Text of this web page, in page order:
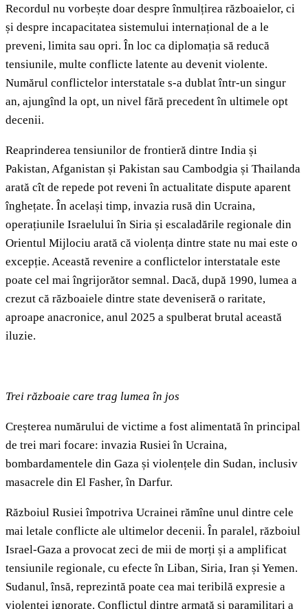
Recordul nu vorbește doar despre înmulțirea războaielor, ci
și despre incapacitatea sistemului internațional de a le
preveni, limita sau opri. În loc ca diplomația să reducă
tensiunile, multe conflicte latente au devenit violente.
Numărul conflictelor interstatale s-a dublat într-un singur
an, ajungînd la opt, un nivel fără precedent în ultimele opt
decenii.
Reaprinderea tensiunilor de frontieră dintre India și
Pakistan, Afganistan și Pakistan sau Cambodgia și Thailanda
arată cît de repede pot reveni în actualitate dispute aparent
înghețate. În același timp, invazia rusă din Ucraina,
operațiunile Israelului în Siria și escaladările regionale din
Orientul Mijlociu arată că violența dintre state nu mai este o
excepție. Această revenire a conflictelor interstatale este
poate cel mai îngrijorător semnal. Dacă, după 1990, lumea a
crezut că războaiele dintre state deveniseră o raritate,
aproape anacronice, anul 2025 a spulberat brutal această
iluzie.
Trei războaie care trag lumea în jos
Creșterea numărului de victime a fost alimentată în principal
de trei mari focare: invazia Rusiei în Ucraina,
bombardamentele din Gaza și violențele din Sudan, inclusiv
masacrele din El Fasher, în Darfur.
Războiul Rusiei împotriva Ucrainei rămîne unul dintre cele
mai letale conflicte ale ultimelor decenii. În paralel, războiul
Israel-Gaza a provocat zeci de mii de morți și a amplificat
tensiunile regionale, cu efecte în Liban, Siria, Iran și Yemen.
Sudanul, însă, reprezintă poate cea mai teribilă expresie a
violenței ignorate. Conflictul dintre armată și paramilitari a